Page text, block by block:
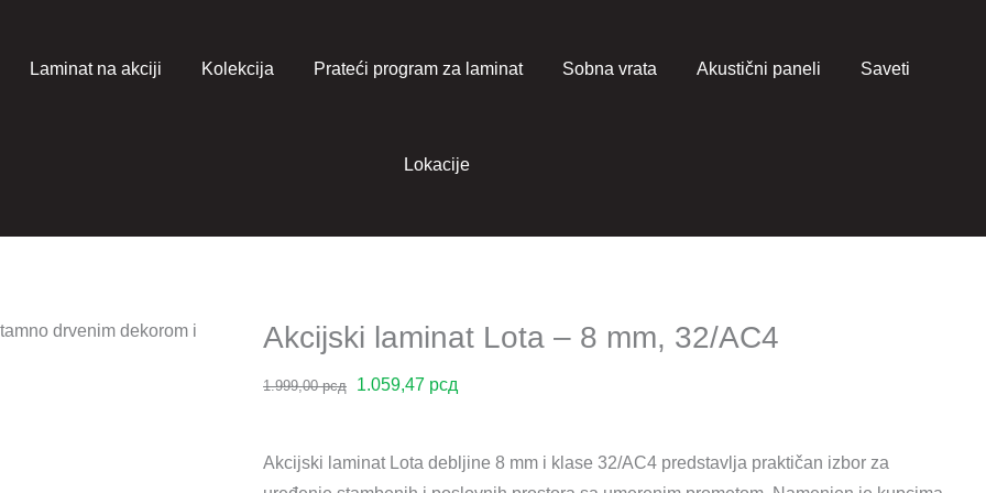
Laminat na akciji Kolekcija Prateći program za laminat Sobna vrata Akustični paneli Saveti
Lokacije
Akcijski laminat Lota – 8 mm, 32/AC4
1.999,00рсд
Оригинална
1.059,47 рсд
1.059,47 рсд.
Akcijski laminat Lota debljine 8 mm i klase 32/AC4 predstavlja praktičan izbor za